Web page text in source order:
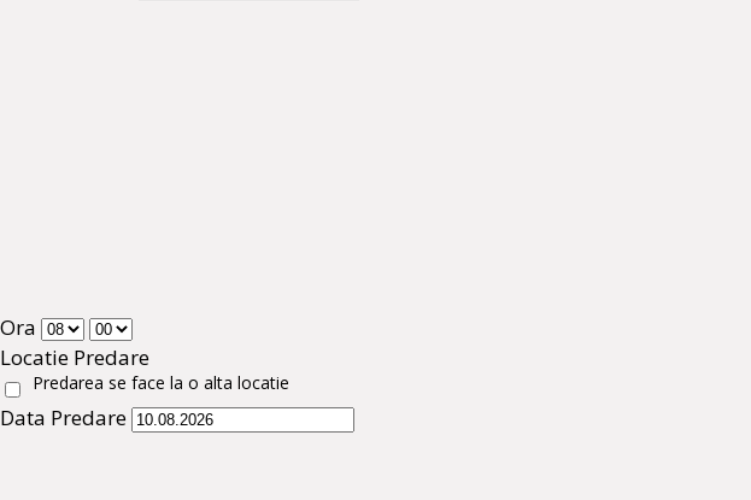
Ora
Locatie Predare
Predarea se face la o alta locatie
Data Predare